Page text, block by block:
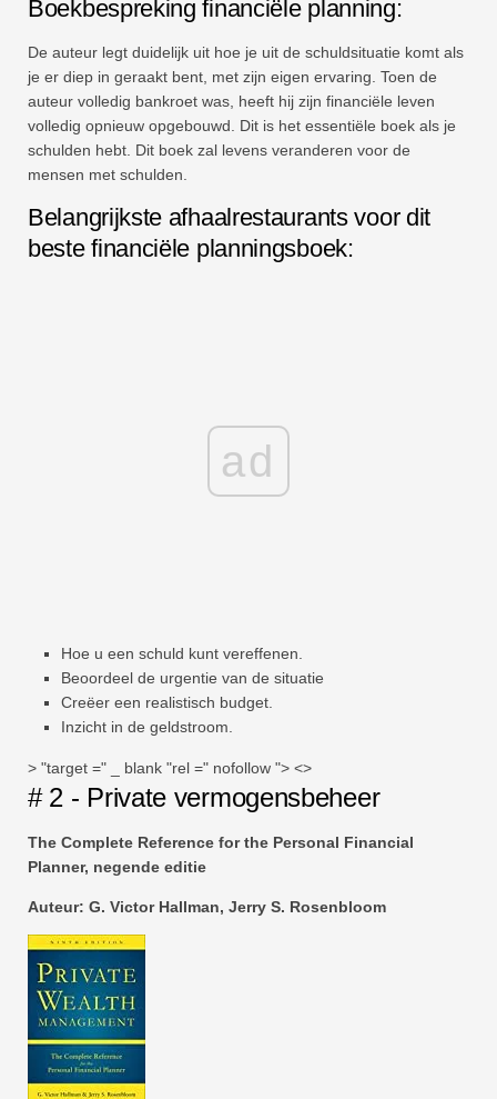
Boekbespreking financiële planning:
De auteur legt duidelijk uit hoe je uit de schuldsituatie komt als
je er diep in geraakt bent, met zijn eigen ervaring. Toen de
auteur volledig bankroet was, heeft hij zijn financiële leven
volledig opnieuw opgebouwd. Dit is het essentiële boek als je
schulden hebt. Dit boek zal levens veranderen voor de
mensen met schulden.
Belangrijkste afhaalrestaurants voor dit
beste financiële planningsboek:
ad
Hoe u een schuld kunt vereffenen.
Beoordeel de urgentie van de situatie
Creëer een realistisch budget.
Inzicht in de geldstroom.
> "target =" _ blank "rel =" nofollow "> <>
# 2 - Private vermogensbeheer
The Complete Reference for the Personal Financial
Planner, negende editie
Auteur: G. Victor Hallman, Jerry S. Rosenbloom